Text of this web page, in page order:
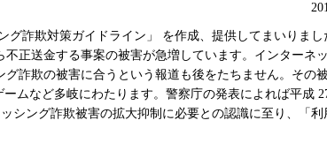
メンバー
入会案内
パンフレット
詐欺対策ガイドライン」 を作成、提供してまいりまし
正送金する事案の被害が急増しています。インターネ
詐欺の被害に合うという報道も後をたちません。その
ムなど多岐にわたります。警察庁の発表によれば平成
シング詐欺被害の拡大抑制に必要との認識に至り、「利